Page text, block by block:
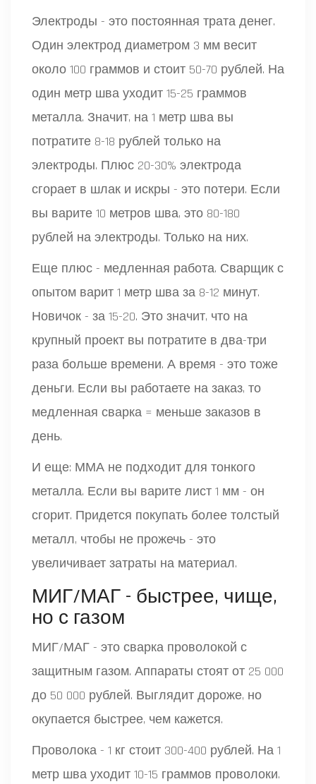
Электроды - это постоянная трата денег.
Один электрод диаметром 3 мм весит
около 100 граммов и стоит 50-70 рублей. На
один метр шва уходит 15-25 граммов
металла. Значит, на 1 метр шва вы
потратите 8-18 рублей только на
электроды. Плюс 20-30% электрода
сгорает в шлак и искры - это потери. Если
вы варите 10 метров шва, это 80-180
рублей на электроды. Только на них.
Еще плюс - медленная работа. Сварщик с
опытом варит 1 метр шва за 8-12 минут.
Новичок - за 15-20. Это значит, что на
крупный проект вы потратите в два-три
раза больше времени. А время - это тоже
деньги. Если вы работаете на заказ, то
медленная сварка = меньше заказов в
день.
И еще: ММА не подходит для тонкого
металла. Если вы варите лист 1 мм - он
сгорит. Придется покупать более толстый
металл, чтобы не прожечь - это
увеличивает затраты на материал.
МИГ/МАГ - быстрее, чище,
но с газом
МИГ/МАГ - это сварка проволокой с
защитным газом. Аппараты стоят от 25 000
до 50 000 рублей. Выглядит дороже, но
окупается быстрее, чем кажется.
Проволока - 1 кг стоит 300-400 рублей. На 1
метр шва уходит 10-15 граммов проволоки.